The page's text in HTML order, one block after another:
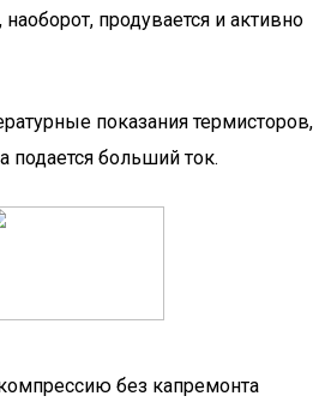
продувается и активно
показания термисторов,
подается больший ток.
без капремонта